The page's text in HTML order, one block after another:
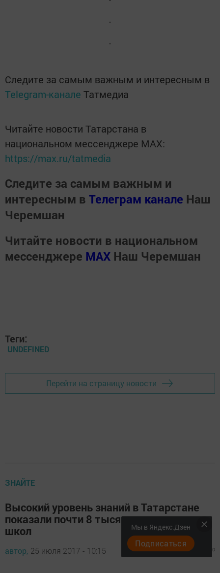
Следите за самым важным и интересным в
Telegram-канале Татмедиа
Читайте новости Татарстана в
национальном мессенджере MАХ:
https://max.ru/tatmedia
Следите за самым важным и
интересным в Телеграм канале Наш
Черемшан
Читайте новости в национальном
мессенджере MАХ Наш Черемшан
Теги:
UNDEFINED
Перейти на страницу новости
ЗНАЙТЕ
Высокий уровень знаний в Татарстане
показали почти 8 тысяч выпускников
школ
автор, 25 июля 2017 - 10:15 0
Мы в Яндекс.Дзен
Подписаться